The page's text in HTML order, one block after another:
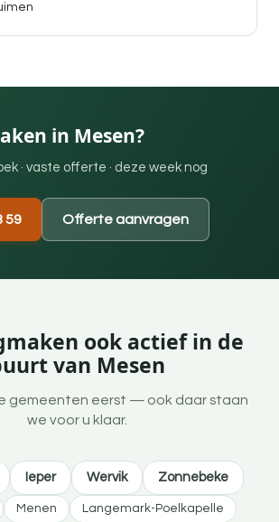
in Mesen?
· vaste offerte · deze week nog
59 Offerte aanvragen
ook actief in de
van Mesen
gemeenten eerst — ook daar staan
we voor u klaar.
Ieper Wervik Zonnebeke
Menen Langemark-Poelkapelle